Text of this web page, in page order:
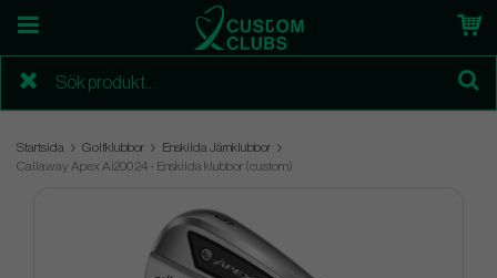
Startsida Golfklubbor
Enskilda Järnklubbor
Callaway Apex Ai200 24 - Enskilda klubbor (custom)